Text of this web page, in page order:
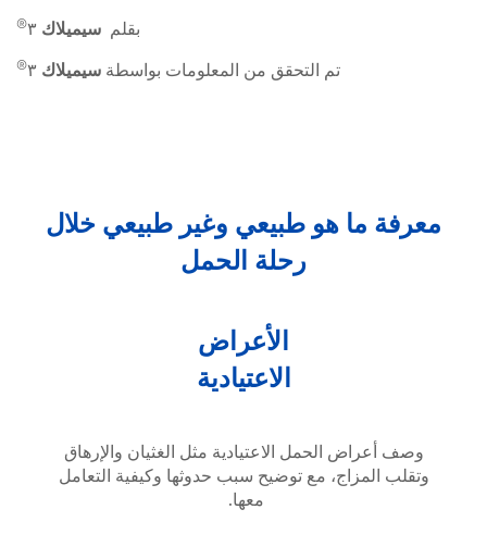
بقلم سيميلاك ٣®
تم التحقق من المعلومات بواسطة سيميلاك ٣®
معرفة ما هو طبيعي وغير طبيعي خلال
رحلة الحمل
الأعراض
الاعتيادية
وصف أعراض الحمل الاعتيادية مثل الغثيان والإرهاق
وتقلب المزاج، مع توضيح سبب حدوثها وكيفية التعامل
معها.